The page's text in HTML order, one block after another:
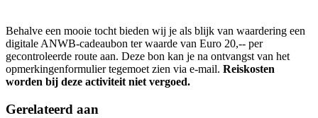
Behalve een mooie tocht bieden wij je als blijk van waardering een
digitale ANWB-cadeaubon ter waarde van Euro 20,-- per
gecontroleerde route aan. Deze bon kan je na ontvangst van het
opmerkingenformulier tegemoet zien via e-mail. Reiskosten
worden bij deze activiteit niet vergoed.
Gerelateerd aan